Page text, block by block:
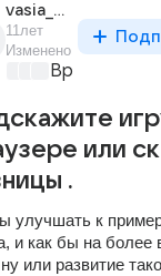
vasia_dekan_1
11лет
Изменено
Время игр
или
.
улучшать к
и как бы на
или развитие